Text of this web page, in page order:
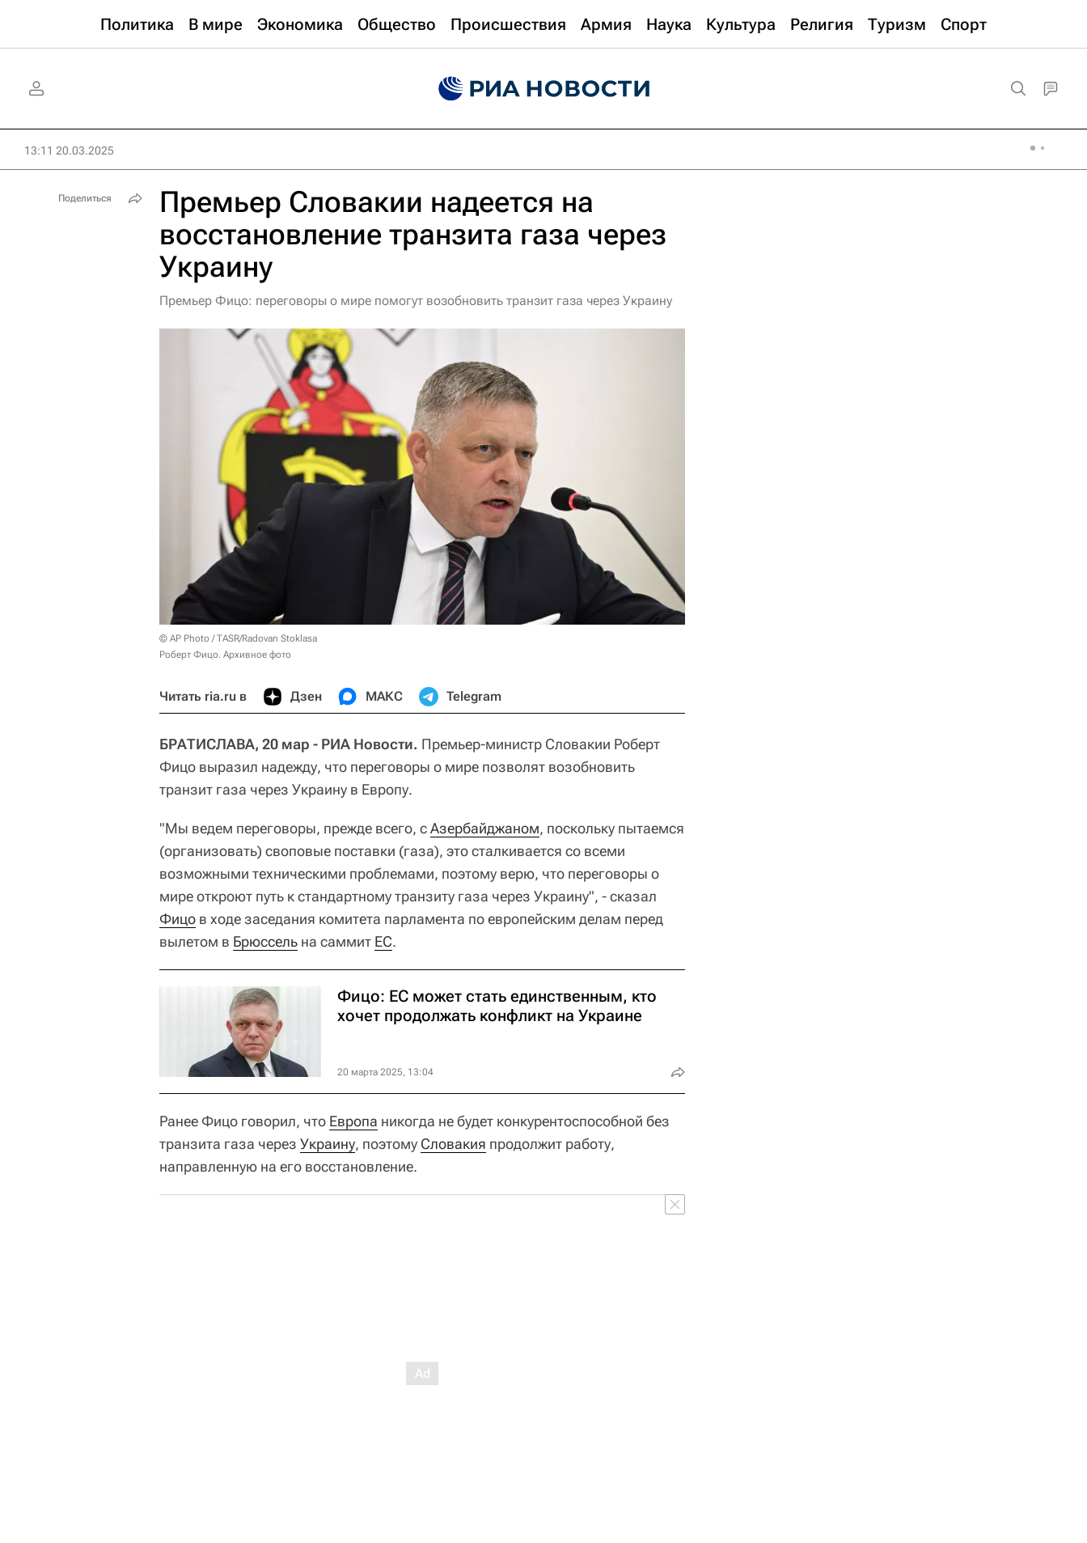
Политика В мире Экономика Общество Происшествия Армия Наука Культура Религия Туризм Спорт
13:11 20.03.2025
Премьер Словакии надеется на
восстановление транзита газа через
Украину
Премьер Фицо: переговоры о мире помогут возобновить транзит газа через Украину
© AP Photo / TASR/Radovan Stoklasa
Роберт Фицо. Архивное фото
Читать ria.ru в Дзен МАКС Telegram
БРАТИСЛАВА, 20 мар - РИА Новости. Премьер-министр Словакии Роберт
Фицо выразил надежду, что переговоры о мире позволят возобновить
транзит газа через Украину в Европу.
"Мы ведем переговоры, прежде всего, сАзербайджаном, поскольку пытаемся
(организовать) своповые поставки (газа), это сталкивается со всеми
возможными техническими проблемами, поэтому верю, что переговоры о
мире откроют путь к стандартному транзиту газа через Украину", - сказал
Фицо в ходе заседания комитета парламента по европейским делам перед
вылетом в Брюссель на саммит ЕС.
Фицо: ЕС может стать единственным, кто
хочет продолжать конфликт на Украине
20 марта 2025, 13:04
Ранее Фицо говорил, что Европа никогда не будет конкурентоспособной без
транзита газа через Украину, поэтому Словакия продолжит работу,
направленную на его восстановление.
Поделиться